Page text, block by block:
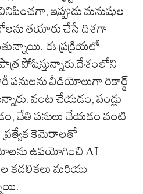
ఇప్పుడు మనుషుల
తయారు చేసే దిశగా
ఈ ప్రక్రియలో
పోషిస్తున్నారు.దేశంలోని
వీడియోలుగా రికార్డ్
వంట చేయడం, పండ్లు
చేతి పనులు చేయడం వంటి
కెమెరాలతో
ఉపయోగించి AI
కదలికలు మరియు